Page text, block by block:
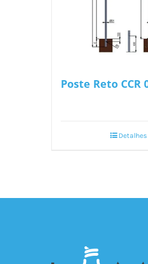
Poste Reto CCR
Detalhes